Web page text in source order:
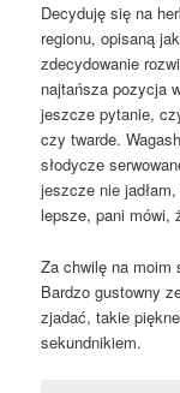
Decyduję się na
regionu, opisaną
zdecydowanie
najtańsza pozycja
jeszcze pytanie,
czy twarde.
słodycze
jeszcze nie
lepsze, pani mówi,
Za chwilę na moim
Bardzo gustowny
zjadać, takie
sekundnikiem.